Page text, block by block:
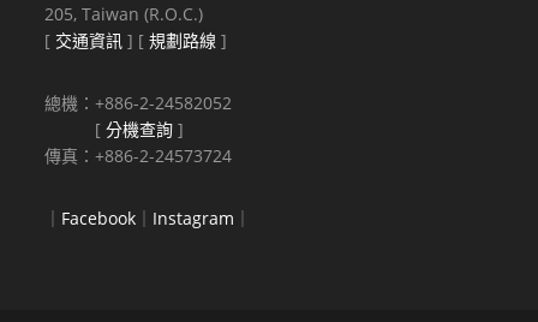
205, Taiwan (R.O.C.)
[ 交通資訊 ] [規劃路線 ]
總機：+886-2-24582052
[分機查詢 ]
傳真：+886-2-24573724
｜ Facebook ｜ Instagram ｜